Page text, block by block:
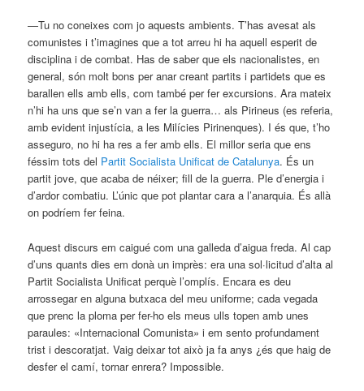
—Tu no coneixes com jo aquests ambients. T’has avesat als
comunistes i t’imagines que a tot arreu hi ha aquell esperit de
disciplina i de combat. Has de saber que els nacionalistes, en
general, són molt bons per anar creant partits i partidets que es
barallen ells amb ells, com també per fer excursions. Ara mateix
n’hi ha uns que se’n van a fer la guerra… als Pirineus (es referia,
amb evident injustícia, a les Milícies Pirinenques). I és que, t’ho
asseguro, no hi ha res a fer amb ells. El millor seria que ens
féssim tots del Partit Socialista Unificat de Catalunya. És un
partit jove, que acaba de néixer; fill de la guerra. Ple d’energia i
d’ardor combatiu. L’únic que pot plantar cara a l’anarquia. És allà
on podríem fer feina.
Aquest discurs em caigué com una galleda d’aigua freda. Al cap
d’uns quants dies em donà un imprès: era una sol·licitud d’alta al
Partit Socialista Unificat perquè l’omplís. Encara es deu
arrossegar en alguna butxaca del meu uniforme; cada vegada
que prenc la ploma per fer-ho els meus ulls topen amb unes
paraules: «Internacional Comunista» i em sento profundament
trist i descoratjat. Vaig deixar tot això ja fa anys ¿és que haig de
desfer el camí, tornar enrera? Impossible.